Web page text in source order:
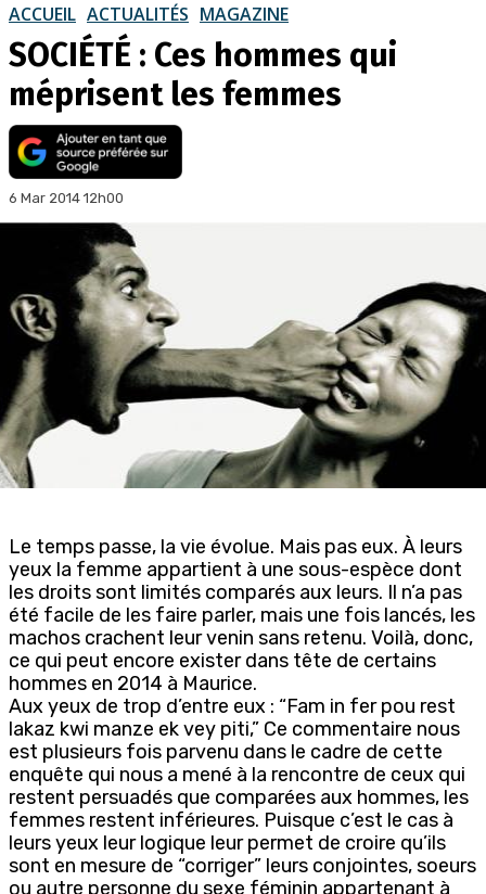
ACCUEIL ACTUALITÉS MAGAZINE
SOCIÉTÉ : Ces hommes qui
méprisent les femmes
6 Mar 2014 12h00
Le temps passe, la vie évolue. Mais pas eux. À leurs
yeux la femme appartient à une sous-espèce dont
les droits sont limités comparés aux leurs. Il n’a pas
été facile de les faire parler, mais une fois lancés, les
machos crachent leur venin sans retenu. Voilà, donc,
ce qui peut encore exister dans tête de certains
hommes en 2014 à Maurice.
Aux yeux de trop d’entre eux : “Fam in fer pou rest
lakaz kwi manze ek vey piti,” Ce commentaire nous
est plusieurs fois parvenu dans le cadre de cette
enquête qui nous a mené à la rencontre de ceux qui
restent persuadés que comparées aux hommes, les
femmes restent inférieures. Puisque c’est le cas à
leurs yeux leur logique leur permet de croire qu’ils
sont en mesure de “corriger” leurs conjointes, soeurs
ou autre personne du sexe féminin appartenant à